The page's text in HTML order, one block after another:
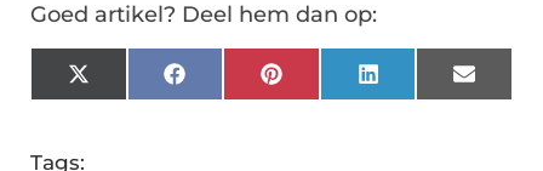
Goed artikel? Deel hem dan op:
X
(Twitter)
FacebookPinterestLinkedInEmail
Tags: